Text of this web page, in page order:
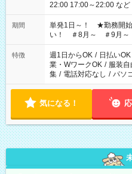
22:00 17:00～22:00 など こちら以外の時間もお気軽にご相談く
ださい！
期間
単発1日～！ ★勤務開始
い！ ＃8月～ ＃9月～
特徴 週1日からOK / 日払いOK
業・WワークOK / 服装自
集 / 電話対応なし / パソ
気になる！